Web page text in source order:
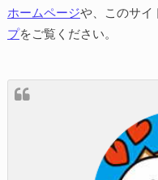
ホームページや、このサイ
プをご覧ください。